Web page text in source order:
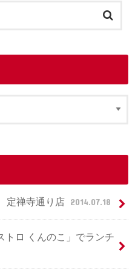
定禅寺通り店 2014.07.18
トロ くんのこ」でランチ